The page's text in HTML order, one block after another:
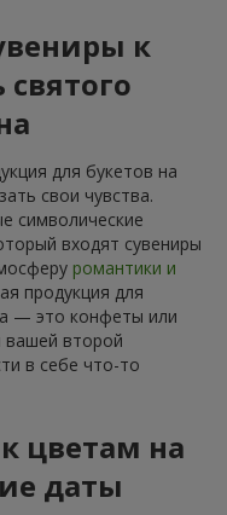
к
для букетов на
свои чувства.
символические
входят сувениры
романтики и
продукция для
— это конфеты или
вашей второй
в себе что-то
цветам на
даты